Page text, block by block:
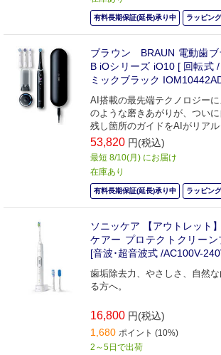
有料長期保証(延長)承り中 ラッピン
ブラウン BRAUN 電動歯ブ
B iOシリーズ iO10 [ 回転式
ミックブラック
AI搭載の最先端テクノロジー
のような磨きあがりが、つい
残し箇所のガイドをAIがリアル
動歯ブラシ
53,820 円(税込)
最短 8/10(月) にお届け
在庫あり
有料長期保証(延長)承り中 ラッピン
ソニッケア 【アウトレット
ケアー プロテクトクリーン
[音波･超音波式 /AC100V-
歯垢除去力、やさしさ、自然
る方へ。
16,800 円(税込)
1,680 ポイント (10%)
2～5日で出荷